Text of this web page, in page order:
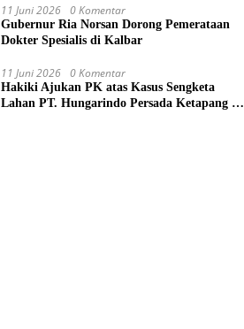
11 Juni 2026 0 Komentar
Gubernur Ria Norsan Dorong Pemerataan
Dokter Spesialis di Kalbar
11 Juni 2026 0 Komentar
Hakiki Ajukan PK atas Kasus Sengketa
Lahan PT. Hungarindo Persada Ketapang ke